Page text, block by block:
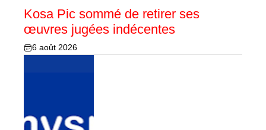
Kosa Pic sommé de retirer ses
œuvres jugées indécentes
6 août 2026